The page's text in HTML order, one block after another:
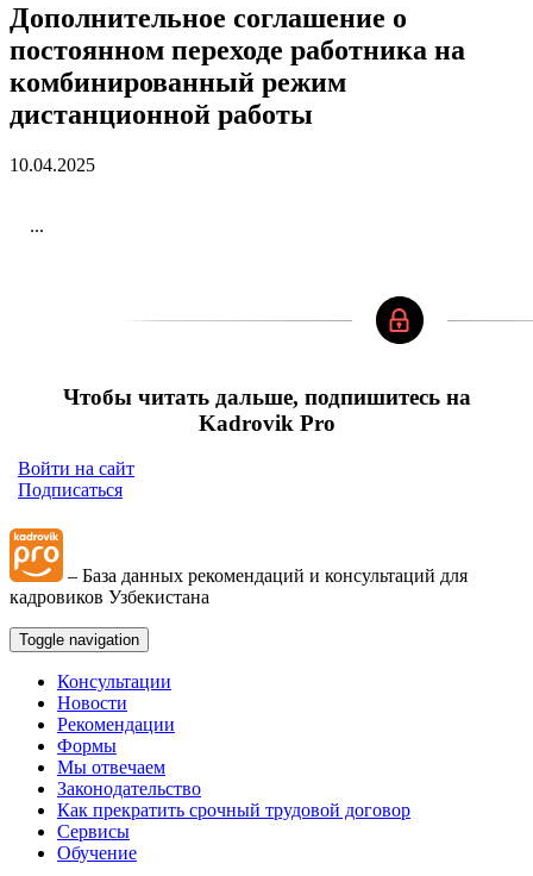
Дополнительное соглашение о
постоянном переходе работника на
комбинированный режим
дистанционной работы
10.04.2025
...
Чтобы читать дальше, подпишитесь на
Kadrovik Pro
Войти на сайт
Подписаться
– База данных рекомендаций и консультаций для
кадровиков Узбекистана
Toggle navigation
Консультации
Новости
Рекомендации
Формы
Мы отвечаем
Законодательство
Как прекратить срочный трудовой договор
Сервисы
Обучение